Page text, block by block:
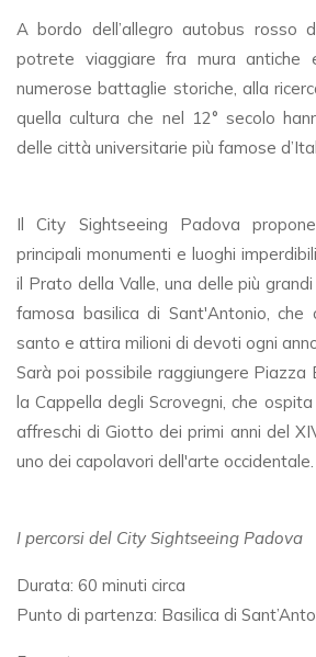
A bordo dell’allegro autobus rosso
potrete viaggiare fra mura antiche
numerose battaglie storiche, alla
quella cultura che nel 12° secolo
delle città universitarie più famose
Il City Sightseeing Padova
principali monumenti e luoghi
il Prato della Valle, una delle più
famosa basilica di Sant'Antonio, che
santo e attira milioni di devoti ogni
Sarà poi possibile raggiungere Piazza
la Cappella degli Scrovegni, che
affreschi di Giotto dei primi anni del
uno dei capolavori dell'arte occidentale.
I percorsi del City Sightseeing Padova
Durata: 60 minuti circa
Punto di partenza: Basilica di